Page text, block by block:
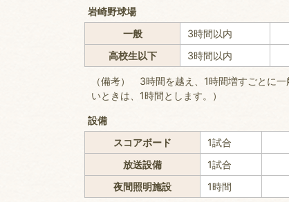
岩崎野球場
一般
3時間以内
高校生以下
3時間以内
（備考） 3時間を越え、1時間増すごとに
いときは、1時間とします。）
設備
スコアボード
1試合
放送設備
1試合
夜間照明施設
1時間